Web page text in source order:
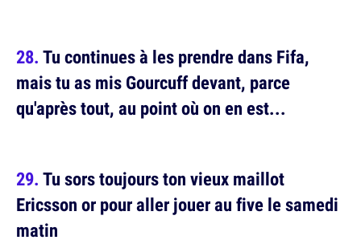
Tu continues à les prendre dans Fifa,
mais tu as mis Gourcuff devant, parce
qu'après tout, au point où on en est...
Tu sors toujours ton vieux maillot
Ericsson or pour aller jouer au five le samedi
matin